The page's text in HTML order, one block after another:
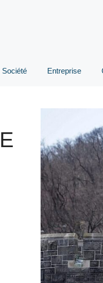
Société Entreprise